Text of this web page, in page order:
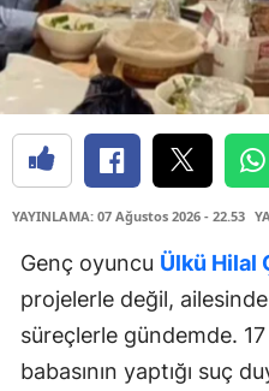
YAYINLAMA: 07 Ağustos 2026 - 22.53
Genç oyuncu Ülkü Hilal
projelerle değil,
süreçlerle gündemde.
babasının yaptığı suç